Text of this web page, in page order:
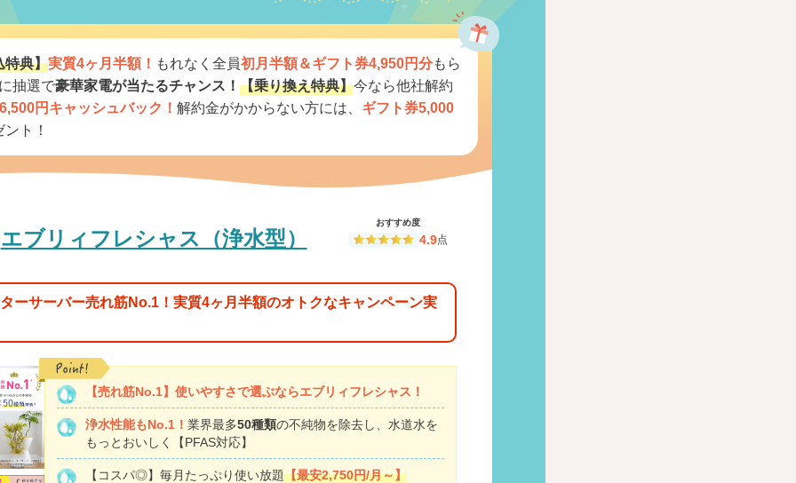
特典】実質4ヶ月半額！ もれなく全員初月半額＆ギフト券4,950円分もら
抽選で豪華家電が当たるチャンス！ 【乗り換え特典】今なら他社解約
円キャッシュバック！ 解約金がかからない方には、 ギフト券5,000
ト！
エブリィフレシャス（浄水型）
おすすめ度
4.9点
ーサーバー売れ筋No.1！実質4ヶ月半額のオトクなキャンペーン実
【売れ筋No.1】 使いやすさで選ぶならエブリィフレシャス！
浄水性能もNo.1！ 業界最多50種類の不純物を除去し、水道水を
もっとおいしく【PFAS対応】
【コスパ◎】毎月たっぷり使い放題【最安2,750円/月～】